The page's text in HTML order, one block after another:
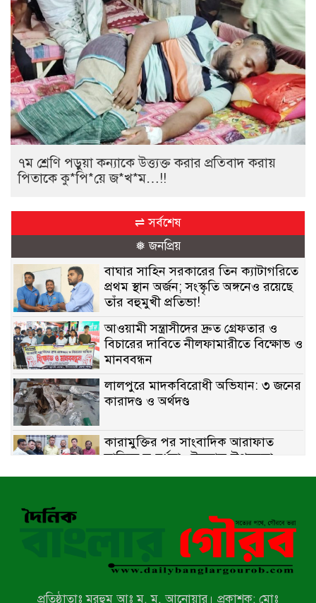
৭ম শ্রেণি পড়ুয়া কন্যাকে উত্ত্যক্ত করার প্রতিবাদ করায়
পিতাকে কু*পি*য়ে জ*খ*ম…!!
⇌ সর্বশেষ
❅ জনপ্রিয়
বাঘার সাহিন সরকারের তিন ক্যাটাগরিতে
প্রথম স্থান অর্জন; সংস্কৃতি অঙ্গনেও রয়েছে
তাঁর বহুমুখী প্রতিভা!
আওয়ামী সন্ত্রাসীদের দ্রুত গ্রেফতার ও
বিচারের দাবিতে নীলফামারীতে বিক্ষোভ ও
মানববন্ধন
লালপুরে মাদকবিরোধী অভিযান: ৩ জনের
কারাদণ্ড ও অর্থদণ্ড
কারামুক্তির পর সাংবাদিক আরাফাত
সানিকে সংবর্ধনা, টেকনাফ উপজেলা
প্রেসক্লাবের ফুলেল শুভেচ্ছা
মিয়ানমারের সীমান্তে স্থলমাইন বিস্ফোরণ:
উখিয়ার এক যুবকের পা বিচ্ছিন্ন
প্রতিষ্ঠাতাঃ মরহুম আঃ ম. ম. আনোয়ার। প্রকাশক: মোঃ